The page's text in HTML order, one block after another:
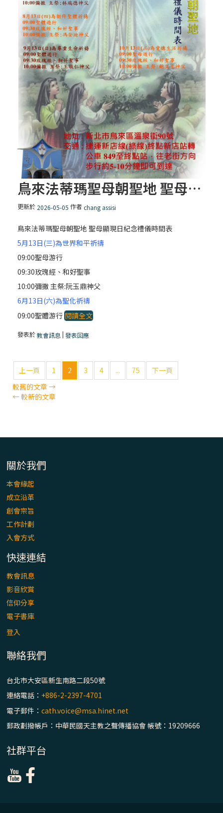
鳥來法蒂瑪聖母朝聖地 聖母顯現日紀念禮儀時間表
更新於 2026-05-05 作者chang assisi
鳥來法蒂瑪聖母朝聖地 聖母顯現日紀念禮儀時間表
5月13日(三)為世界和平祈禱
09:00聖母游行
09:30玫瑰經、和好聖事
10:00彌撒 主祭:阮玉鼎神父
6月13日(六)為聖化祈禱
09:00聖體游行閱讀全文
發表於教會訊息|發表回應
上一頁 1 2 3 4 ... 75
下一頁
較舊的文章→
←較新的文章
關於我們
本會緣起
成立沿革
創會宗旨
工作計劃
入會方式
快速連結
教會訊息
影音欣賞
信仰分享
電子書庫
登入
聯絡我們
台北市大安區新生南路二段50號
連絡電話： +886-2-2397-4701
電子郵件：cath.voice@msa.hinet.net
郵政劃撥帳戶：中華民國天主教之聲傳播協會 帳號：19209666
社群平台